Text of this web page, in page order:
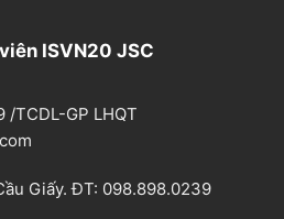
ISVN20 JSC
/TCDL-GP LHQT
Giấy. ĐT: 098.898.0239